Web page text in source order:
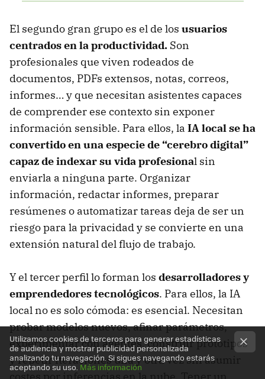
El segundo gran grupo es el de los usuarios
centrados en la productividad. Son
profesionales que viven rodeados de
documentos, PDFs extensos, notas, correos,
informes… y que necesitan asistentes capaces
de comprender ese contexto sin exponer
información sensible. Para ellos, la IA local se ha
convertido en una especie de “cerebro digital”
capaz de indexar su vida profesional sin
enviarla a ninguna parte. Organizar
información, redactar informes, preparar
resúmenes o automatizar tareas deja de ser un
riesgo para la privacidad y se convierte en una
extensión natural del flujo de trabajo.
Y el tercer perfil lo forman los desarrolladores y
emprendedores tecnológicos. Para ellos, la IA
local no es solo cómoda: es esencial. Necesitan
probar modelos nuevos, afinar parámetros,
experimentar con agentes, construir prototipos
y repetir iteraciones una y otra vez sin asumir
costes por inferencias en la nube. Tener un
Utilizamos cookies de terceros para generar estadísticas
de audiencia y mostrar publicidad personalizada
analizando tu navegación. Si sigues navegando estarás
aceptando su uso. Más información